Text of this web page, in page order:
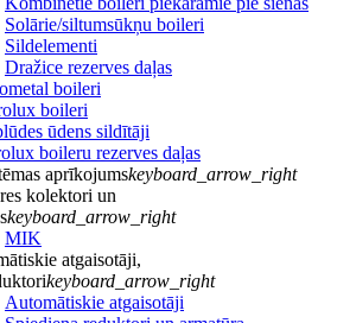
Solārie/siltumsūkņu boileri
Sildelementi
Dražice rezerves daļas
boileri
boileri
ūdens sildītāji
boileru rezerves daļas
aprīkojumskeyboard_arrow_right
kolektori un
keyboard_arrow_right
MIK
atgaisotāji,
keyboard_arrow_right
Automātiskie atgaisotāji